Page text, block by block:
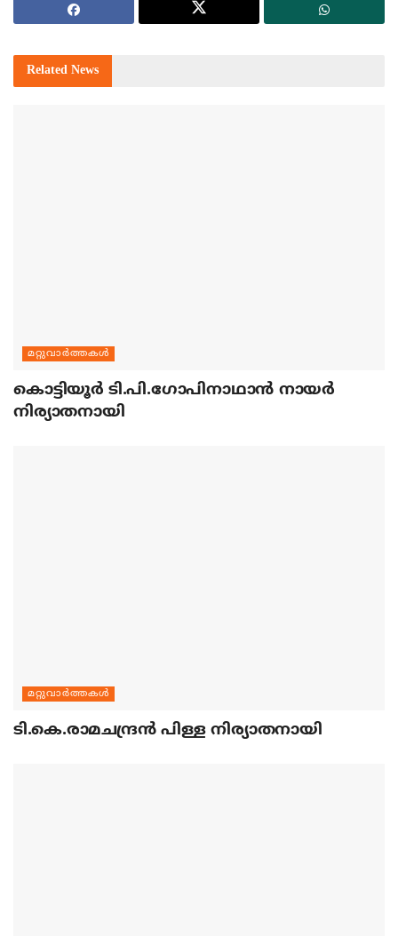
Related News
മറ്റുവാര്‍ത്തകള്‍
കൊട്ടിയൂര്‍ ടി.പി.ഗോപിനാഥാന്‍ നായര്‍
നിര്യാതനായി
മറ്റുവാര്‍ത്തകള്‍
ടി.കെ.രാമചന്ദ്രന്‍ പിള്ള നിര്യാതനായി